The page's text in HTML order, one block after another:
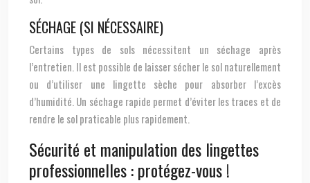
SÉCHAGE (SI NÉCESSAIRE)
Certains types de sols nécessitent un séchage après
l’entretien. Il est possible de laisser sécher le sol naturellement
ou d’utiliser une lingette sèche pour absorber l’excès
d’humidité. Un séchage rapide permet d’éviter les traces et de
rendre le sol praticable plus rapidement.
Sécurité et manipulation des lingettes
professionnelles : protégez-vous !